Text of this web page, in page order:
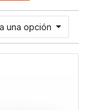
una opción